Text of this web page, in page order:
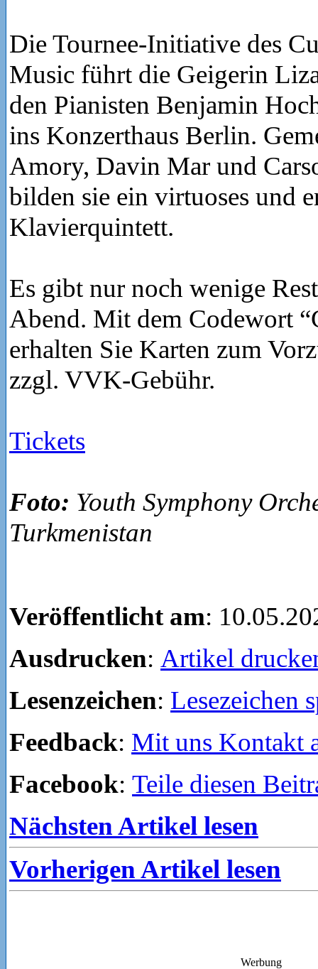
Die Tournee-Initiative des
Music führt die Geigerin
den Pianisten Benjamin
ins Konzerthaus Berlin.
Amory, Davin Mar und
bilden sie ein virtuoses und
Klavierquintett.
Es gibt nur noch wenige
Abend. Mit dem Codewort
erhalten Sie Karten zum
zzgl. VVK-Gebühr.
Tickets
Foto: Youth Symphony
Turkmenistan
Veröffentlicht am:
Ausdrucken: Artikel
Lesenzeichen: Lesezeichen
Feedback: Mit uns Kontakt
Facebook: Teile diesen
Nächsten Artikel lesen
Vorherigen Artikel lesen
Werbung